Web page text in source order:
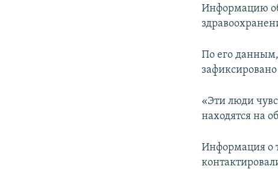
Информацию
По его данным,
«Эти люди
находятся на
Информация о